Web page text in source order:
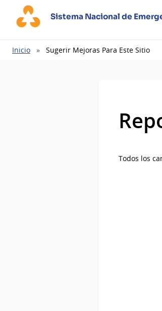
Sistema Nacional de
Ruta
Inicio Sugerir Mejoras Para Este Sitio
Todos los